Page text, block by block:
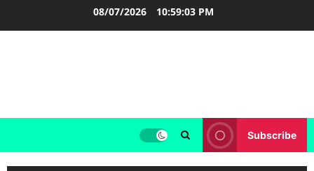
08/07/2026 10:59:03 PM
Subscribe